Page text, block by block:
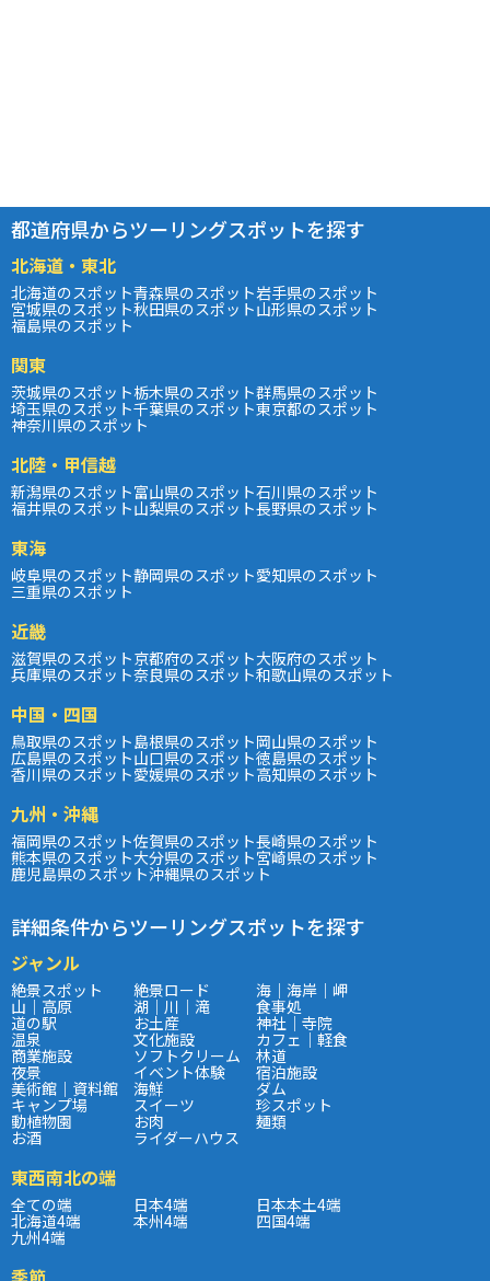
都道府県からツーリングスポットを探す
北海道・東北
北海道のスポット青森県のスポット岩手県のスポット
宮城県のスポット秋田県のスポット山形県のスポット
福島県のスポット
関東
茨城県のスポット栃木県のスポット群馬県のスポット
埼玉県のスポット千葉県のスポット東京都のスポット
神奈川県のスポット
北陸・甲信越
新潟県のスポット富山県のスポット石川県のスポット
福井県のスポット山梨県のスポット長野県のスポット
東海
岐阜県のスポット静岡県のスポット愛知県のスポット
三重県のスポット
近畿
滋賀県のスポット京都府のスポット大阪府のスポット
兵庫県のスポット奈良県のスポット和歌山県のスポット
中国・四国
鳥取県のスポット島根県のスポット岡山県のスポット
広島県のスポット山口県のスポット徳島県のスポット
香川県のスポット愛媛県のスポット高知県のスポット
九州・沖縄
福岡県のスポット佐賀県のスポット長崎県のスポット
熊本県のスポット大分県のスポット宮崎県のスポット
鹿児島県のスポット沖縄県のスポット
詳細条件からツーリングスポットを探す
ジャンル
絶景スポット 絶景ロード 海｜海岸｜岬
山｜高原 湖｜川｜滝 食事処
道の駅 お土産 神社｜寺院
温泉 文化施設 カフェ｜軽食
商業施設 ソフトクリーム 林道
夜景 イベント体験 宿泊施設
美術館｜資料館 海鮮 ダム
キャンプ場 スイーツ 珍スポット
動植物園 お肉 麺類
お酒 ライダーハウス
東西南北の端
全ての端 日本4端 日本本土4端
北海道4端 本州4端 四国4端
九州4端